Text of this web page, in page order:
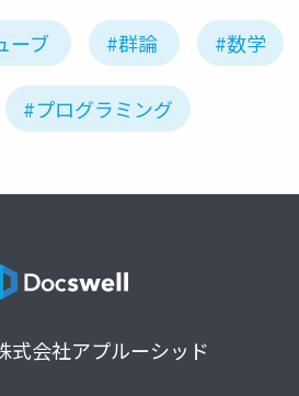
ーブ #群論 #数学
#プログラミング
式会社アプルーシッド